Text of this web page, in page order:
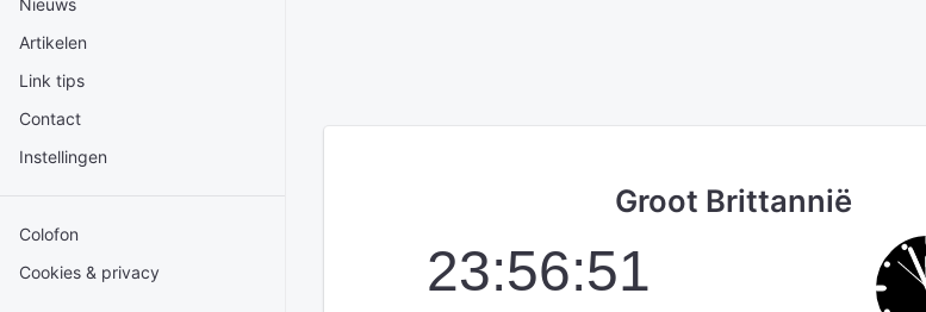
Nieuws
Artikelen
Link tips
Contact
Instellingen
Colofon
Cookies & privacy
Groot Brittannië
23:56:52